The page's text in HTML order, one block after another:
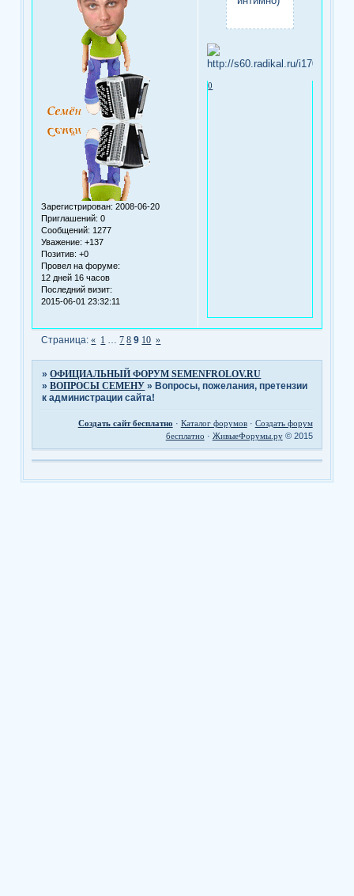
Зарегистрирован: 2008-06-20
Приглашений: 0
Сообщений: 1277
Уважение: +137
Позитив: +0
Провел на форуме:
12 дней 16 часов
Последний визит:
2015-06-01 23:32:11
0
Страница:« 1 … 7 8 9 10 »
»ОФИЦИАЛЬНЫЙ ФОРУМ SEMENFROLOV.RU
»ВОПРОСЫ СЕМЕНУ » Вопросы, пожелания, претензии
к администрации сайта!
Создать сайт бесплатно · Каталог форумов· Создать форум
бесплатно · ЖивыеФорумы.ру© 2015